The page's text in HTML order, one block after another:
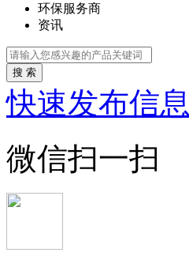
环保服务商
资讯
搜 索
快速发布信息
微信扫一扫